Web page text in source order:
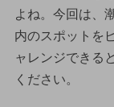
よね。今回は、
内のスポットを
ャレンジできる
ください。